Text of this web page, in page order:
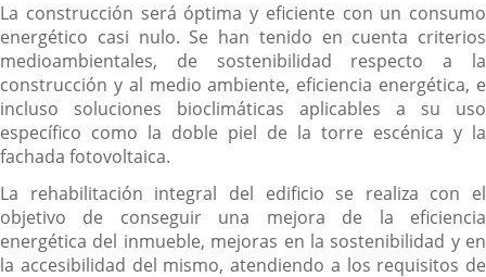
La construcción será óptima y eficiente con un consumo
energético casi nulo. Se han tenido en cuenta criterios
medioambientales, de sostenibilidad respecto a la
construcción y al medio ambiente, eficiencia energética, e
incluso soluciones bioclimáticas aplicables a su uso
específico como la doble piel de la torre escénica y la
fachada fotovoltaica.
La rehabilitación integral del edificio se realiza con el
objetivo de conseguir una mejora de la eficiencia
energética del inmueble, mejoras en la sostenibilidad y en
la accesibilidad del mismo, atendiendo a los requisitos de